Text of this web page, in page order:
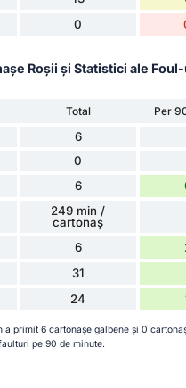
0
Roșii și Statistici ale
Total Per
6
0
6
249 min /
cartonaș
6
31
24
a primit 6 cartonașe galbene și 0
pe 90 de minute.